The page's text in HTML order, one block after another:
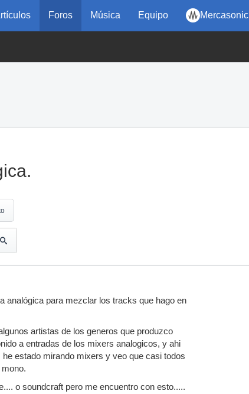
Foros Música Equipo Mercasonic
analógica para mezclar los tracks que hago en
artistas de los generos que produzco
a entradas de los mixers analogicos, y ahi
estado mirando mixers y veo que casi todos
o soundcraft pero me encuentro con esto.....